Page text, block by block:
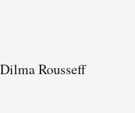
Rousseff